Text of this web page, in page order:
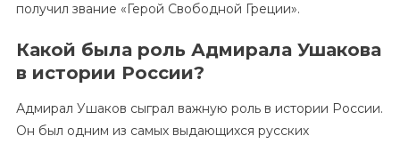
получил звание «Герой Свободной Греции».
Какой была роль Адмирала Ушакова
в истории России?
Адмирал Ушаков сыграл важную роль в истории России.
Он был одним из самых выдающихся русских